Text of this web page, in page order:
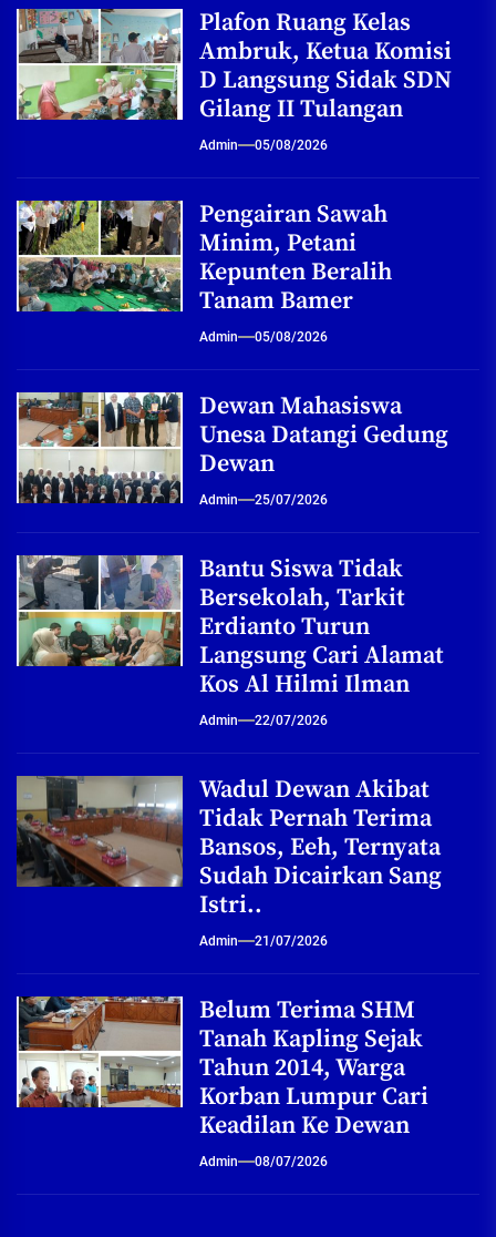
Plafon Ruang Kelas
Ambruk, Ketua Komisi
D Langsung Sidak SDN
Gilang II Tulangan
Admin 05/08/2026
Pengairan Sawah
Minim, Petani
Kepunten Beralih
Tanam Bamer
Admin 05/08/2026
Dewan Mahasiswa
Unesa Datangi Gedung
Dewan
Admin 25/07/2026
Bantu Siswa Tidak
Bersekolah, Tarkit
Erdianto Turun
Langsung Cari Alamat
Kos Al Hilmi Ilman
Admin 22/07/2026
Wadul Dewan Akibat
Tidak Pernah Terima
Bansos, Eeh, Ternyata
Sudah Dicairkan Sang
Istri..
Admin 21/07/2026
Belum Terima SHM
Tanah Kapling Sejak
Tahun 2014, Warga
Korban Lumpur Cari
Keadilan Ke Dewan
Admin 08/07/2026